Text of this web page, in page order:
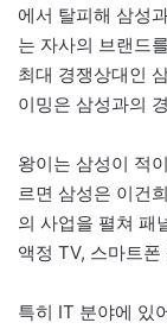
에서 탈피해 삼성
는 자사의 브랜드
최대 경쟁상대인
이밍은 삼성과의
왕이는 삼성이 적
르면 삼성은 이건
의 사업을 펼쳐 패
액정 TV, 스마트
특히 IT 분야에 있